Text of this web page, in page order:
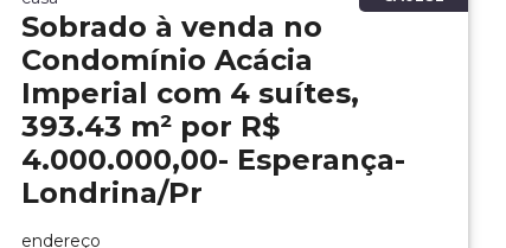
Sobrado à venda no
Condomínio Acácia
Imperial com 4 suítes,
393.43 m² por R$
4.000.000,00- Esperança-
Londrina/Pr
endereço